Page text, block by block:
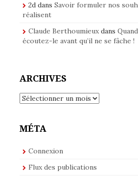
2d dans Savoir formuler nos
réalisent
Claude Berthoumieuxdans
écoutez-le avant qu’il ne se fâche !
ARCHIVES
Archives
MÉTA
Connexion
Flux des publications